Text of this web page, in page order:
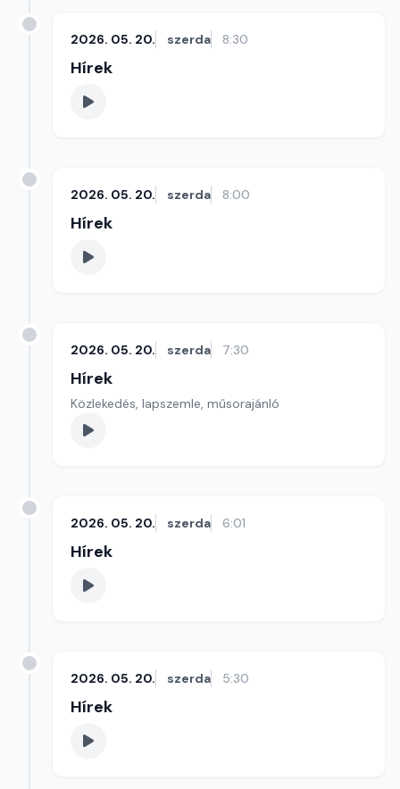
2026. 05. 20. szerda 8:30
Hírek
2026. 05. 20. szerda 8:00
Hírek
2026. 05. 20. szerda 7:30
Hírek
Közlekedés, lapszemle, műsorajánló
2026. 05. 20. szerda 6:01
Hírek
2026. 05. 20. szerda 5:30
Hírek